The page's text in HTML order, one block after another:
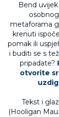
Bend
metaforama
krenuti
pomak ili
i buditi se s
pripadate?
otvorite
Tekst i
(Hooligan